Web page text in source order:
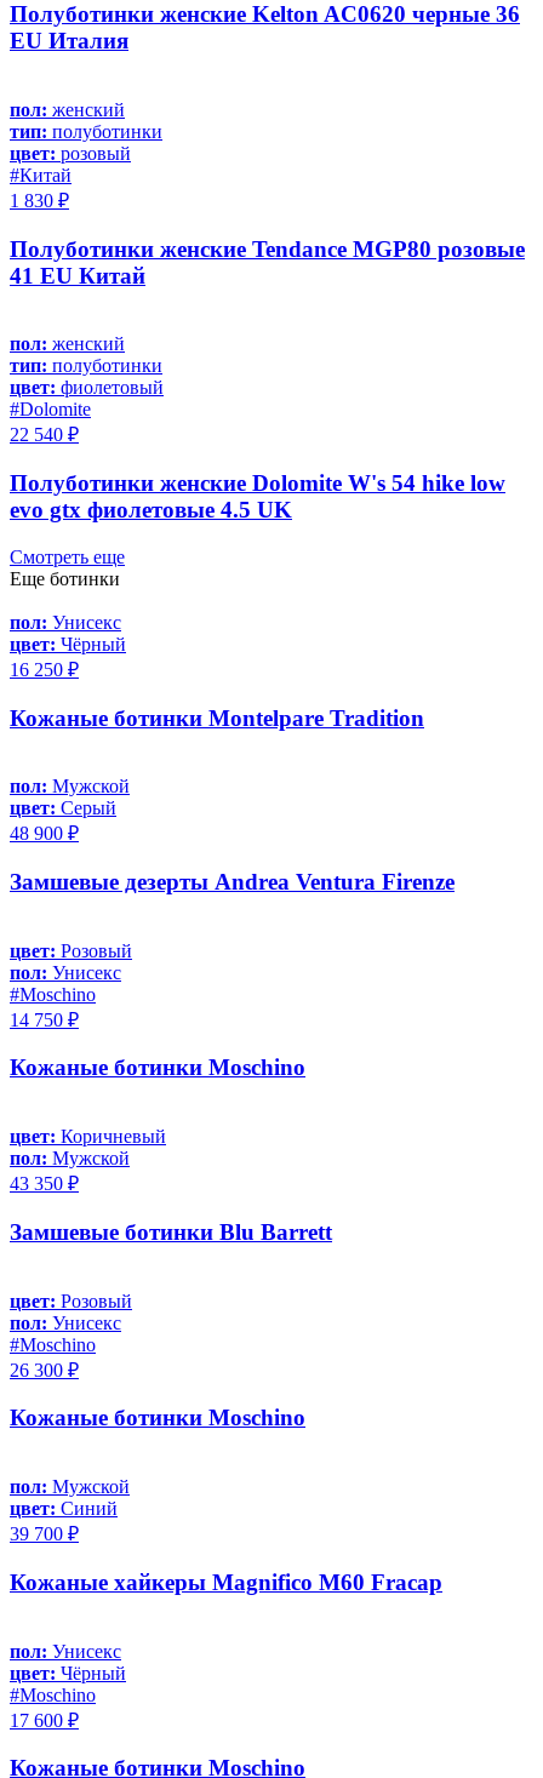
Полуботинки женские Kelton AC0620 черные 36
EU Италия
пол: женский
тип: полуботинки
цвет: розовый
#Китай
1 830 ₽
Полуботинки женские Tendance MGP80 розовые
41 EU Китай
пол: женский
тип: полуботинки
цвет: фиолетовый
#Dolomite
22 540 ₽
Полуботинки женские Dolomite W's 54 hike low
evo gtx фиолетовые 4.5 UK
Смотреть еще
Еще ботинки
пол: Унисекс
цвет: Чёрный
16 250 ₽
Кожаные ботинки Montelpare Tradition
пол: Мужской
цвет: Серый
48 900 ₽
Замшевые дезерты Andrea Ventura Firenze
цвет: Розовый
пол: Унисекс
#Moschino
14 750 ₽
Кожаные ботинки Moschino
цвет: Коричневый
пол: Мужской
43 350 ₽
Замшевые ботинки Blu Barrett
цвет: Розовый
пол: Унисекс
#Moschino
26 300 ₽
Кожаные ботинки Moschino
пол: Мужской
цвет: Синий
39 700 ₽
Кожаные хайкеры Magnifico M60 Fracap
пол: Унисекс
цвет: Чёрный
#Moschino
17 600 ₽
Кожаные ботинки Moschino